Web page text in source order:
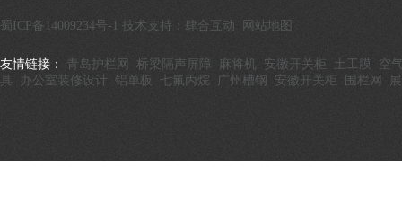
蜀ICP备14009234号-1 技术支持：肆合互动 网站地图
友情链接： 青岛护栏网 桥梁隔声屏障 麻将机 安徽开关柜 土工膜
空
具
办公室装修设计 铝单板 七氟丙烷 广州槽钢 安徽开关柜 围栏网